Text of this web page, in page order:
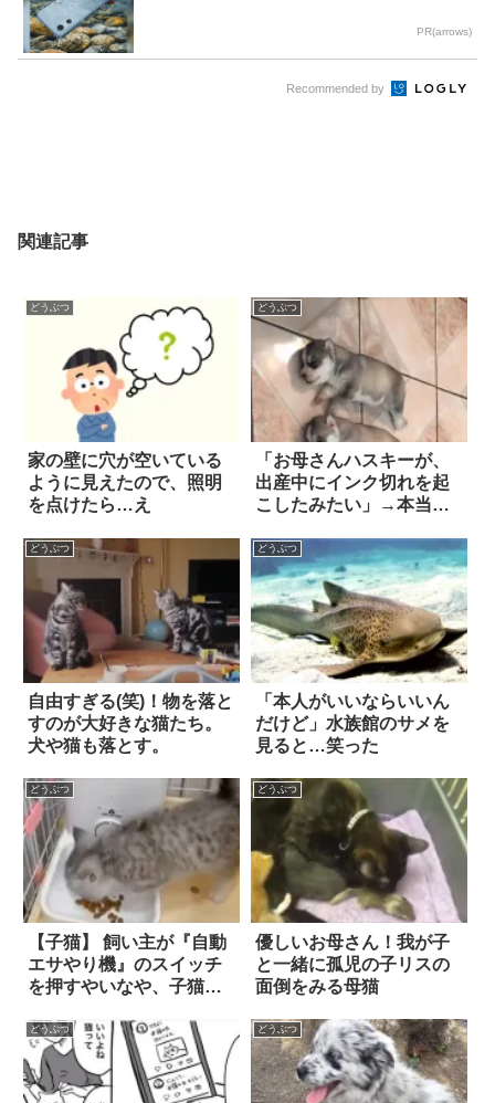
PR(arrows)
Recommended by
関連記事
どうぶつ
家の壁に穴が空いている
ように見えたので、照明
を点けたら…え
どうぶつ
「お母さんハスキーが、
出産中にインク切れを起
こしたみたい」→本当だ
どうぶつ
自由すぎる(笑)！物を落と
すのが大好きな猫たち。
犬や猫も落とす。
どうぶつ
「本人がいいならいいん
だけど」水族館のサメを
見ると…笑った
どうぶつ
【子猫】 飼い主が『自動
エサやり機』のスイッチ
を押すやいなや、子猫が2
えええええ！！
どうぶつ
優しいお母さん！我が子
と一緒に孤児の子リスの
面倒をみる母猫
どうぶつ どうぶつ